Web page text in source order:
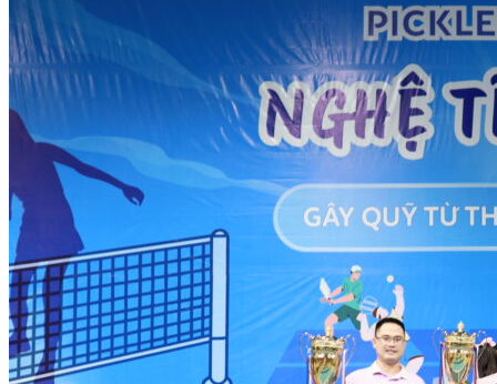
Quần Áo Pickleball Unisex
Phụ Kiện Pickleball
Pickleball Kids
Vợt Pickleball cho bé
Bóng Pickleball cho bé
Balo Pickleball cho bé
Giày Pickleball cho bé
Trang phục Pickleball cho bé
Tin Tức
Sự kiện KAITASHI
Kiến Thức Pickleball
Hệ thống sân & Cửa hàng Pickleball
Tuyển Dụng